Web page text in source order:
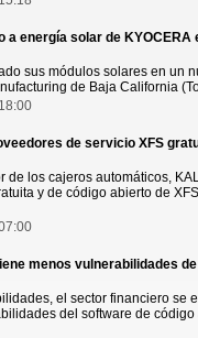
energía solar de KYOCERA
sus módulos solares en un
de Baja California
de servicio XFS
los cajeros automáticos,
y de código abierto de
menos vulnerabilidades
el sector financiero se
del software de